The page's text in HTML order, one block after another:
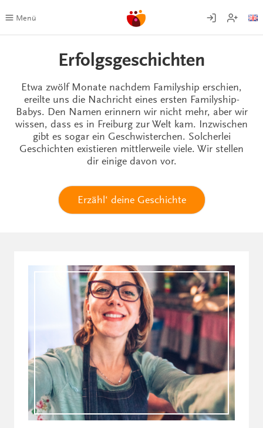
InhaltMenü
Erfolgsgeschichten
Etwa zwölf Monate nachdem Familyship erschien,
ereilte uns die Nachricht eines ersten Familyship-
Babys. Den Namen erinnern wir nicht mehr, aber wir
wissen, dass es in Freiburg zur Welt kam. Inzwischen
gibt es sogar ein Geschwisterchen. Solcherlei
Geschichten existieren mittlerweile viele. Wir stellen
dir einige davon vor.
Erzähl‘ deine Geschichte